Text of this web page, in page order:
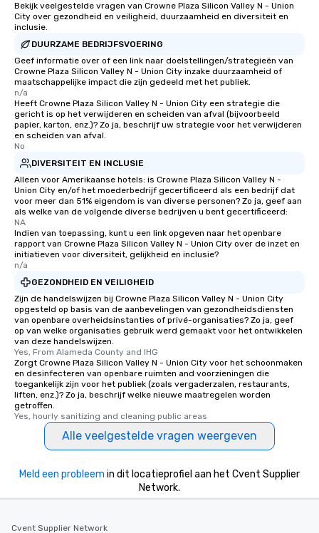
Bekijk veelgestelde vragen van Crowne Plaza Silicon Valley N - Union
City over gezondheid en veiligheid, duurzaamheid en diversiteit en
inclusie.
DUURZAME BEDRIJFSVOERING
Geef informatie over of een link naar doelstellingen/strategieën van
Crowne Plaza Silicon Valley N - Union City inzake duurzaamheid of
maatschappelijke impact die zijn gedeeld met het publiek.
n/a
Heeft Crowne Plaza Silicon Valley N - Union City een strategie die
gericht is op het verwijderen en scheiden van afval (bijvoorbeeld
papier, karton, enz.)? Zo ja, beschrijf uw strategie voor het verwijderen
en scheiden van afval.
No
DIVERSITEIT EN INCLUSIE
Alleen voor Amerikaanse hotels: is Crowne Plaza Silicon Valley N -
Union City en/of het moederbedrijf gecertificeerd als een bedrijf dat
voor meer dan 51% eigendom is van diverse personen? Zo ja, geef aan
als welke van de volgende diverse bedrijven u bent gecertificeerd:
NA
Indien van toepassing, kunt u een link opgeven naar het openbare
rapport van Crowne Plaza Silicon Valley N - Union City over de inzet en
initiatieven voor diversiteit, gelijkheid en inclusie?
n/a
GEZONDHEID EN VEILIGHEID
Zijn de handelswijzen bij Crowne Plaza Silicon Valley N - Union City
opgesteld op basis van de aanbevelingen van gezondheidsdiensten
van openbare overheidsinstanties of privé-organisaties? Zo ja, geef
op van welke organisaties gebruik werd gemaakt voor het ontwikkelen
van deze handelswijzen.
Yes, From Alameda County and IHG
Zorgt Crowne Plaza Silicon Valley N - Union City voor het schoonmaken
en desinfecteren van openbare ruimten and voorzieningen die
toegankelijk zijn voor het publiek (zoals vergaderzalen, restaurants,
liften, enz.)? Zo ja, beschrijf welke nieuwe maatregelen worden
getroffen.
Yes, hourly sanitizing and cleaning public areas
Alle veelgestelde vragen weergeven
Meld een probleem in dit locatieprofiel aan het Cvent Supplier
Network.
Cvent Supplier Network